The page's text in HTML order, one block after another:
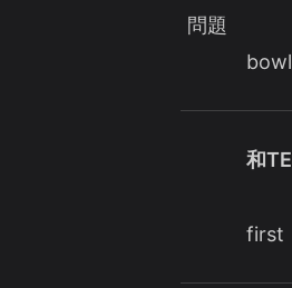
問題
和
first